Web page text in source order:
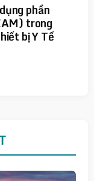
phần
trong
bị Y Tế